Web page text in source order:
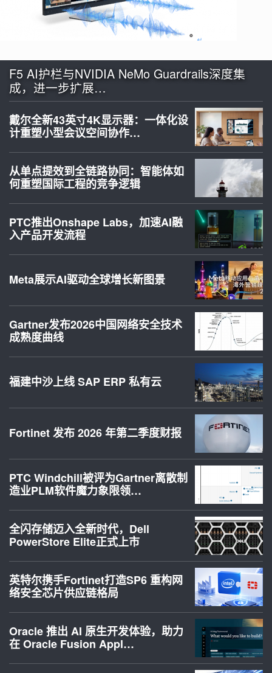
F5 AI护栏与NVIDIA NeMo Guardrails深度集
成，进一步扩展…
戴尔全新43英寸4K显示器：一体化设
计重塑小型会议空间协作…
从单点提效到全链路协同：智能体如
何重塑国际工程的竞争逻辑
PTC推出Onshape Labs，加速AI融
入产品开发流程
Meta展示AI驱动全球增长新图景
Gartner发布2026中国网络安全技术
成熟度曲线
福建中沙上线 SAP ERP 私有云
Fortinet 发布 2026 年第二季度财报
PTC Windchill被评为Gartner离散制
造业PLM软件魔力象限领…
全闪存储迈入全新时代，Dell
PowerStore Elite正式上市
英特尔携手Fortinet打造SP6 重构网
络安全芯片供应链格局
Oracle 推出 AI 原生开发体验，助力
在 Oracle Fusion Appl…